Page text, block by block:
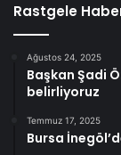
Rastgele
Ağustos 24, 2025
Başkan Şadi
belirliyoruz
Temmuz 17, 2025
Bursa